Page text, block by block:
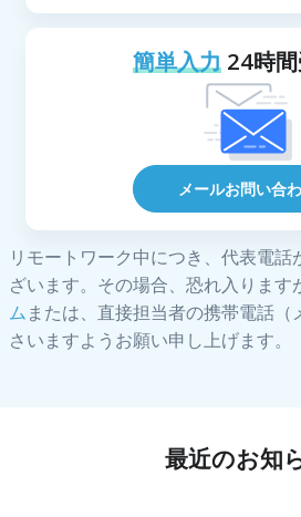
簡単入力24時間
メールお問い合
リモートワーク中につき、代表電
ざいます。その場合、恐れ入ります
ムまたは、直接担当者の携帯電話
さいますようお願い申し上げます。
最近のお知